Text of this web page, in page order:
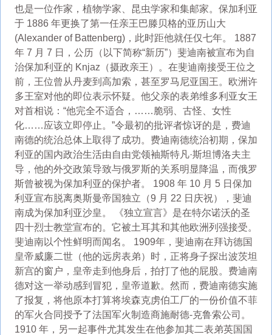
也是一位作家，植物学家、昆虫学家和集邮家。保加利亚
于 1886 年更换了第一任亲王巴滕贝格的亚历山大
(Alexander of Battenberg)，此时距他就任仅七年。 1887
年 7 月 7 日，公历（以下简称“新历”）斐迪南被宣布为自
治保加利亚的 Knjaz（摄政亲王）。在斐迪南接受王位之
前，王位曾从丹麦到高加索，甚至罗马尼亚国王。欧洲许
多王室对他的即位表示怀疑。他父亲的表弟维多利亚女王
对首相说：“他完全不适合，……脆弱、古怪、女性
化……应该立即停止。”令最初的批评者惊讶的是，费迪
南德的统治总体上取得了成功。费迪南德统治初期，保加
利亚的国内政治生活由自由党领袖斯特凡·斯坦博洛夫主
导，他的外交政策导致与俄罗斯的关系明显降温，而俄罗
斯曾被视为保加利亚的保护者。 1908 年 10 月 5 日保加
利亚宣布脱离奥斯曼帝国独立（9 月 22 日庆祝），斐迪
南成为保加利亚沙皇。 《独立宣言》是在特尔诺沃的圣
四十烈士教堂宣布的。它被土耳其和其他欧洲列强接受。
斐迪南以个性鲜明而闻名。 1909年，斐迪南在拜访德国
皇帝威廉二世（他的远房表弟）时，正将身子探出波茨坦
新宫的窗户，皇帝走到他身后，拍打了他的屁股。费迪南
德对这一举动感到冒犯，皇帝道歉。然而，费迪南德实施
了报复，将他原本打算将埃森克虏伯工厂的一份价值不菲
的军火合同授予了法国军火制造商施耐德-克鲁索公司。
1910 年，另一起事件尤其发生在他参加其二表弟英国国